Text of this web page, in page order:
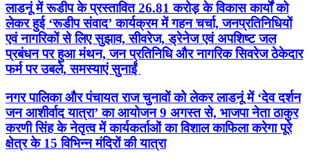
लाडनूं में रूडीप के प्रस्तावित 26.81 करोड़ के विकास कार्यों को
लेकर हुई ‘रूडीप संवाद’ कार्यक्रम में गहन चर्चा, जनप्रतिनिधियों
एवं नागरिकों से लिए सुझाव, सीवरेज, ड्रेनेज एवं अपशिष्ट जल
प्रबंधन पर हुआ मंथन, जन प्रतिनिधि और नागरिक सिवरेज ठेकेदार
फर्म पर उबले, समस्याएं सुनाईं
नगर पालिका और पंचायत राज चुनावों को लेकर लाडनूं में ‘देव दर्शन
जन आशीर्वाद यात्रा’ का आयोजन 9 अगस्त से, भाजपा नेता ठाकुर
करणी सिंह के नेतृत्व में कार्यकर्ताओं का विशाल काफिला करेगा पूरे
क्षेत्र के 15 विभिन्न मंदिरों की यात्रा